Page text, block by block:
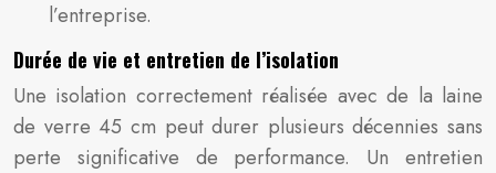
l’entreprise.
Durée de vie et entretien de l’isolation
Une isolation correctement réalisée avec de la laine
de verre 45 cm peut durer plusieurs décennies sans
perte significative de performance. Un entretien